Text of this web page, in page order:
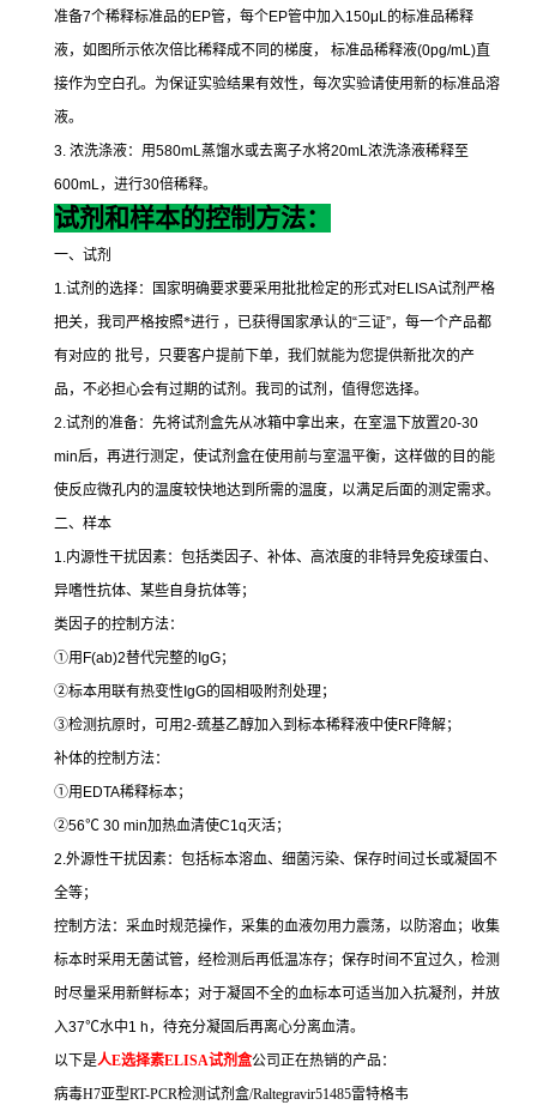
准备7个稀释标准品的EP管，每个EP管中加入150μL的标准品稀释
液，如图所示依次倍比稀释成不同的梯度，
标准品稀释液(0pg/mL)直
接作为空白孔。为保证实验结果有效性，每次实验请使用新的标准品溶
液。
3. 浓洗涤液：用580mL蒸馏水或去离子水将20mL浓洗涤液稀释至
600mL，进行30倍稀释。
试剂和样本的控制方法：
一、试剂
1.试剂的选择：国家明确要求要采用批批检定的形式对ELISA试剂严格
把关，我司严格按照*进行 ，已获得国家承认的“三证”，每一个产品都
有对应的 批号，只要客户提前下单，我们就能为您提供新批次的产
品，不必担心会有过期的试剂。我司的试剂，值得您选择。
2.试剂的准备：先将试剂盒先从冰箱中拿出来，在室温下放置20-30
min后，再进行测定，使试剂盒在使用前与室温平衡，这样做的目的能
使反应微孔内的温度较快地达到所需的温度，以满足后面的测定需求。
二、样本
1.内源性干扰因素：包括类因子、补体、高浓度的非特异免疫球蛋白、
异嗜性抗体、某些自身抗体等；
类因子的控制方法：
①用 F(ab)2替代完整的 IgG；
②标本用联有热变性 IgG的固相吸附剂处理；
③检测抗原时，可用2-巯基乙醇加入到标本稀释液中使RF降解；
补体的控制方法：
①用 EDTA稀释标本；
②56℃ 30 min加热血清使C1q灭活；
2.外源性干扰因素：包括标本溶血、细菌污染、保存时间过长或凝固不
全等；
控制方法：采血时规范操作，采集的血液勿用力震荡，以防溶血；收集
标本时采用无菌试管，经检测后再低温冻存；保存时间不宜过久，检测
时尽量采用新鲜标本；对于凝固不全的血标本可适当加入抗凝剂，并放
入37℃水中1 h ，待充分凝固后再离心分离血清。
以下是人E选择素ELISA试剂盒公司正在热销的产品：
病毒H7亚型RT-PCR检测试剂盒/Raltegravir51485雷特格韦